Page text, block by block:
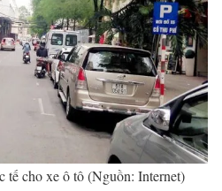
tế cho xe ô tô (Nguồn: Internet)